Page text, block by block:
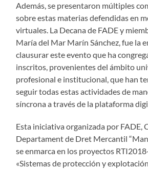
Además, se presentaron múltiples
sobre estas materias defendidas en
virtuales. La Decana de FADE y
María del Mar Marín Sánchez, fue la
clausurar este evento que ha
inscritos, provenientes del ámbito
profesional e institucional, que han
seguir todas estas actividades de
síncrona a través de la plataforma
Esta iniciativa organizada por FADE,
Departament de Dret Mercantil
se enmarca en los proyectos
«Sistemas de protección y